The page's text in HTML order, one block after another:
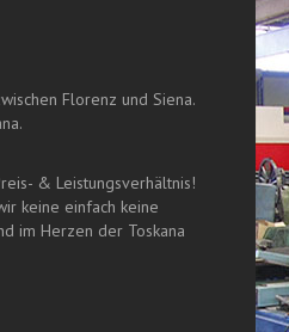
Florenz und Siena.
& Leistungsverhältnis!
keine einfach keine
im Herzen der Toskana